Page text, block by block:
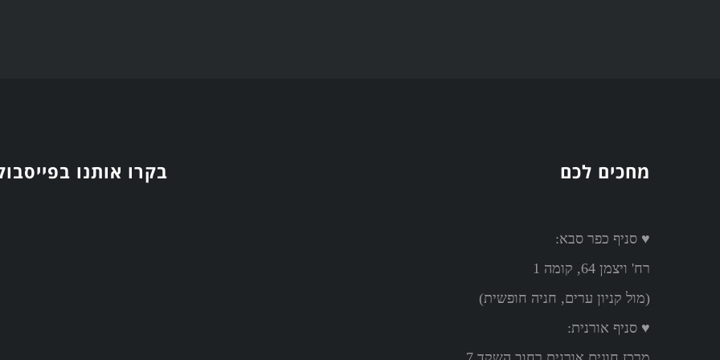
מחכים לכם
♥ סניף כפר סבא:
רח' ויצמן 64, קומה 1
(מול קניון ערים, חניה חופשית)
♥ סניף אורנית:
בקרו אותנו